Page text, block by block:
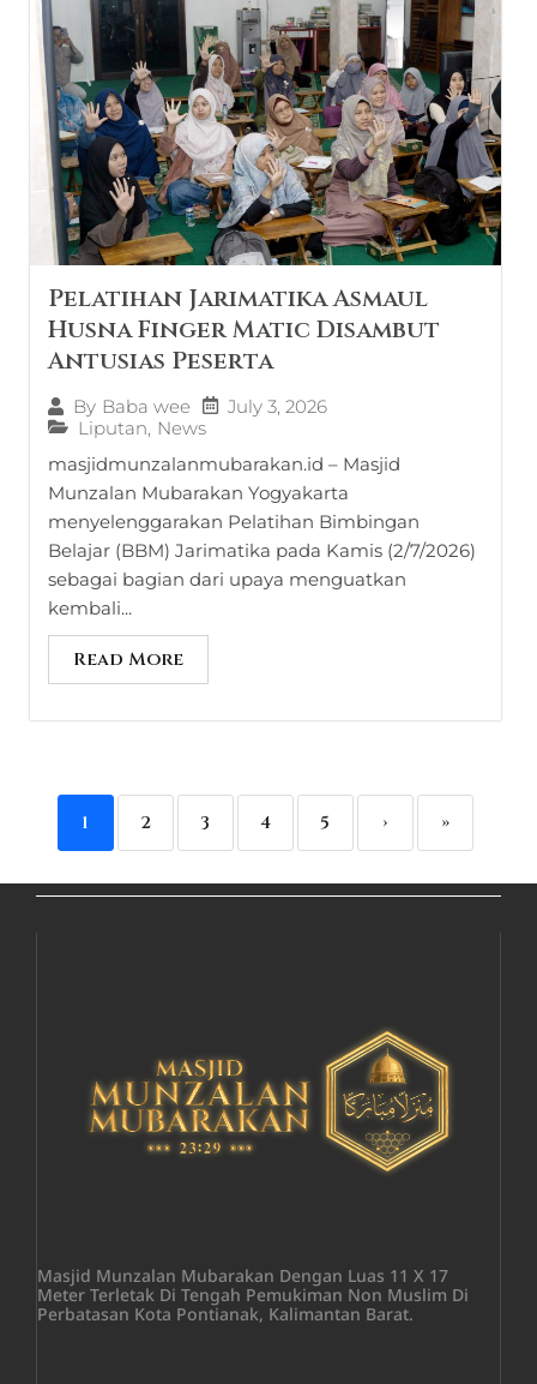
Pelatihan Jarimatika Asmaul
Husna Finger Matic Disambut
Antusias Peserta
By Baba wee
July 3, 2026
Liputan, News
masjidmunzalanmubarakan.id – Masjid
Munzalan Mubarakan Yogyakarta
menyelenggarakan Pelatihan Bimbingan
Belajar (BBM) Jarimatika pada Kamis (2/7/2026)
sebagai bagian dari upaya menguatkan
kembali...
Read More
1 2 3 4 5 › »
Masjid Munzalan Mubarakan Dengan Luas 11 X 17
Meter Terletak Di Tengah Pemukiman Non Muslim Di
Perbatasan Kota Pontianak, Kalimantan Barat.